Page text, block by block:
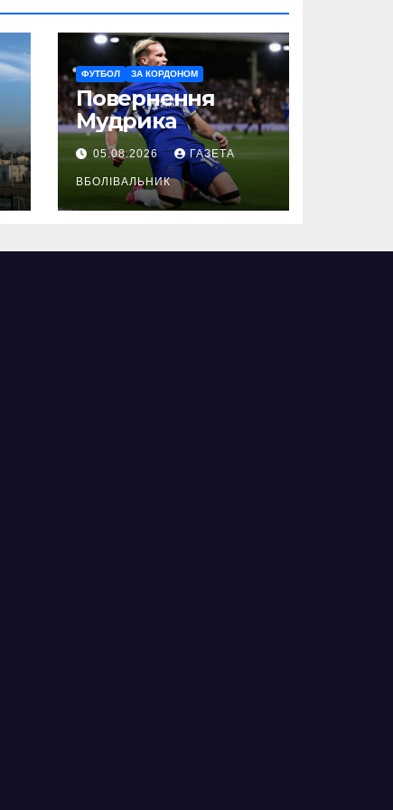
ФУТБОЛ ЗА КОРДОНОМ
Повернення
Мудрика
05.08.2026 ГАЗЕТА
ВБОЛІВАЛЬНИК